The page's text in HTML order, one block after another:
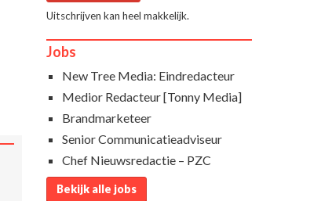
Uitschrijven kan heel makkelijk.
Jobs
New Tree Media: Eindredacteur
Medior Redacteur [Tonny Media]
Brandmarketeer
Senior Communicatieadviseur
Chef Nieuwsredactie – PZC
Bekijk alle jobs